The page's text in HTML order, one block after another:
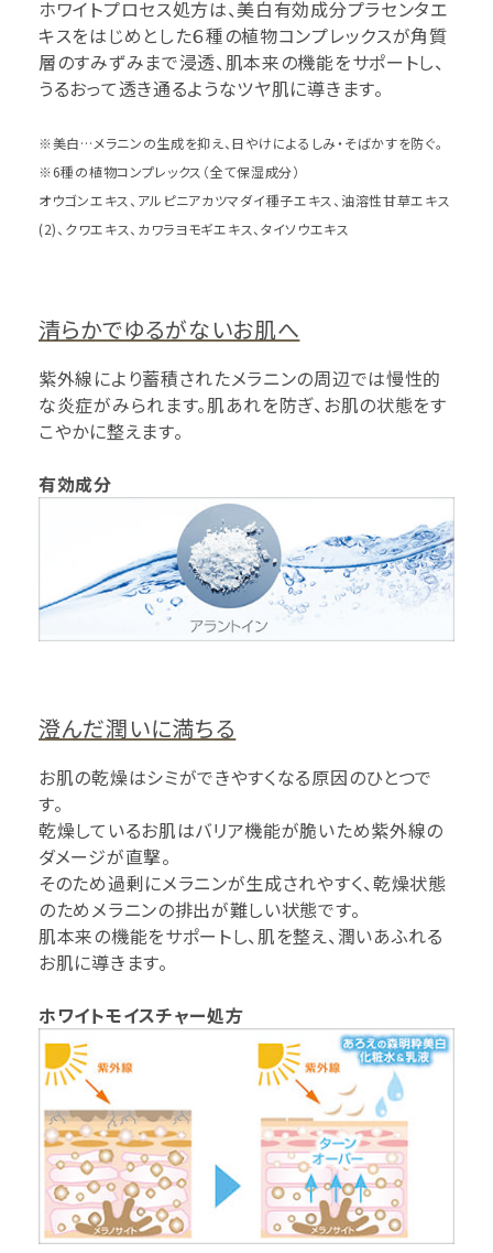
ホワイトプロセス処方は、美白有効成分プラセンタエ
キスをはじめとした６種の植物コンプレックスが角質
層のすみずみまで浸透、肌本来の機能をサポートし、
うるおって透き通るようなツヤ肌に導きます。
※美白…メラニンの生成を抑え、日やけによるしみ・そばかすを防ぐ。
※6種の植物コンプレックス（全て保湿成分）
オウゴンエキス、アルピニアカツマダイ種子エキス、油溶性甘草エキス
(2)、クワエキス、カワラヨモギエキス、タイソウエキス
清らかでゆるがないお肌へ
紫外線により蓄積されたメラニンの周辺では慢性的
な炎症がみられます。肌あれを防ぎ、お肌の状態をす
こやかに整えます。
有効成分
澄んだ潤いに満ちる
お肌の乾燥はシミができやすくなる原因のひとつで
す。
乾燥しているお肌はバリア機能が脆いため紫外線の
ダメージが直撃。
そのため過剰にメラニンが生成されやすく、乾燥状態
のためメラニンの排出が難しい状態です。
肌本来の機能をサポートし、肌を整え、潤いあふれる
お肌に導きます。
ホワイトモイスチャー処方